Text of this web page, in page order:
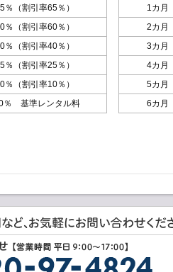
％（割引率65％）
％（割引率60％）
％（割引率40％）
％（割引率25％）
％（割引率10％）
％ 基準レンタル料
1カ月
2カ月
3カ月
4カ月
5カ月
6カ月